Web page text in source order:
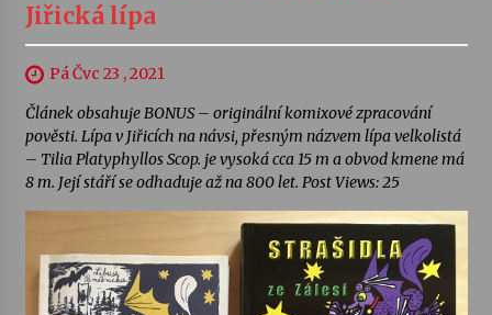
Jiřická lípa
Pá Čvc 23 , 2021
Článek obsahuje BONUS – originální komixové zpracování
pověsti. Lípa v Jiřicích na návsi, přesným názvem lípa velkolistá
– Tilia Platyphyllos Scop. je vysoká cca 15 m a obvod kmene má
8 m. Její stáří se odhaduje až na 800 let. Post Views: 25